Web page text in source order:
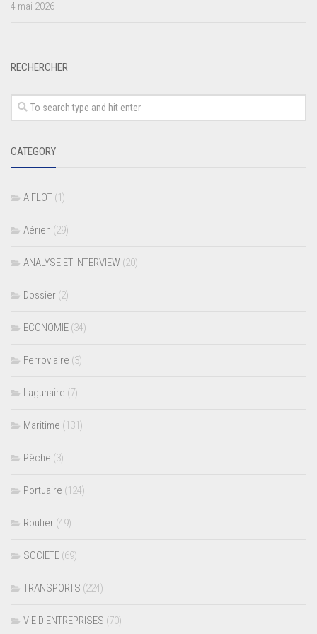
4 mai 2026
RECHERCHER
CATEGORY
A FLOT (1)
Aérien (29)
ANALYSE ET INTERVIEW (20)
Dossier (2)
ECONOMIE (34)
Ferroviaire (3)
Lagunaire (7)
Maritime (131)
Pêche (3)
Portuaire (124)
Routier (49)
SOCIETE (69)
TRANSPORTS (224)
VIE D’ENTREPRISES (70)